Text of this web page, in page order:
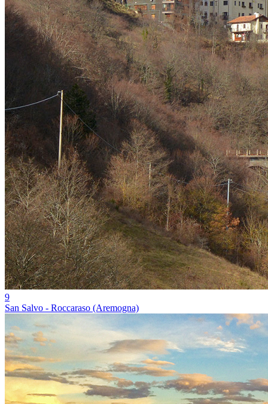
9
San Salvo - Roccaraso (Aremogna)